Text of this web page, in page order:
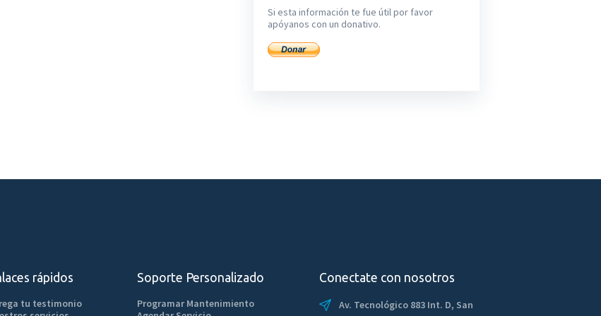
Si esta información te fue útil por favor
apóyanos con un donativo.
rápidos
tu testimonio
Soporte Personalizado
Programar Mantenimiento
Conectate con nosotros
Av. Tecnológico 883 Int. D, San